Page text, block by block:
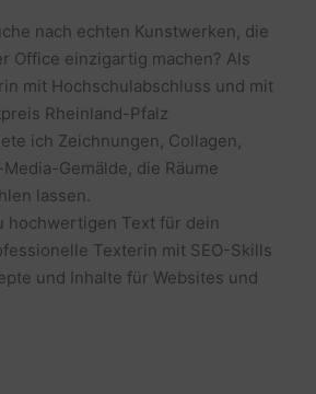
nach echten Kunstwerken, die
Office einzigartig machen? Als
mit Hochschulabschluss und mit
Rheinland-Pfalz
ich Zeichnungen, Collagen,
Gemälde, die Räume
lassen.
hochwertigen Text für dein
Texterin mit SEO-Skills
und Inhalte für Websites und